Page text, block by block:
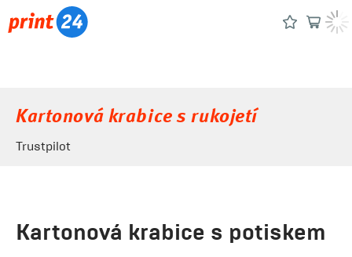
Kartonová krabice s rukojetí
Trustpilot
Kartonová krabice s potiskem